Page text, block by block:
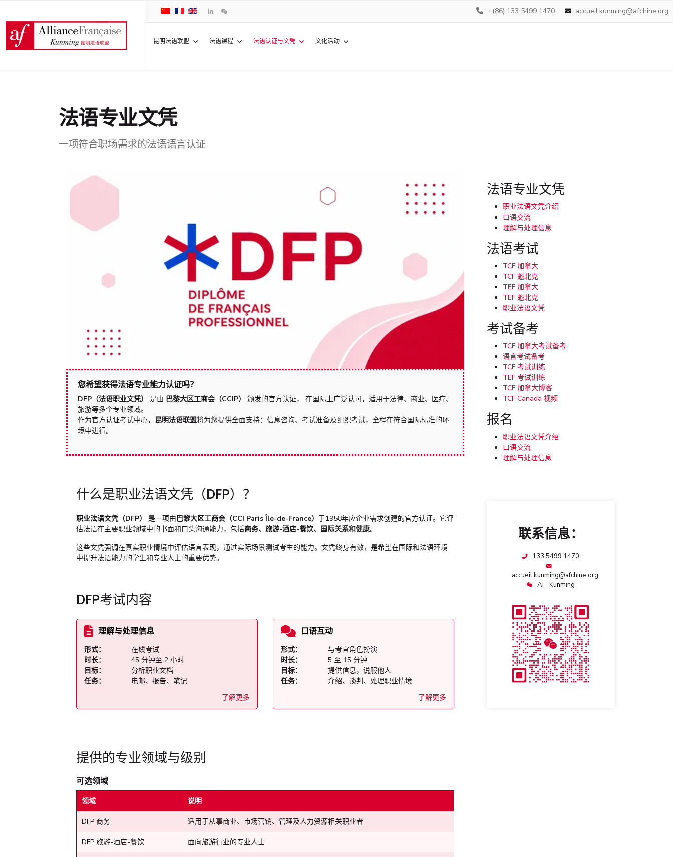
+(86) 133 5499 1470 accueil.kunming@afchine.org
昆明法语联盟 法语课程 法语认证与文凭 文化活动
法语专业文凭
一项符合职场需求的法语语言认证
您希望获得法语专业能力认证吗？
DFP（法语职业文凭） 是由 巴黎大区工商会（CCIP）
颁发的官方认证， 在国际上广泛认可，适用于法律、商业、医疗、
旅游等多个专业领域。
作为官方认证考试中心， 昆明法语联盟将为您提供全面支持：信息咨询、考试准备及组织考试，全程在符合国际标准的环
境中进行。
什么是职业法语文凭（DFP）？
职业法语文凭（DFP） 是一项由巴黎大区工商会（CCI Paris Île-de-France） 于1958年应企业需求创建的官方认证。它评
估法语在主要职业领域中的书面和口头沟通能力，包括商务、旅游-酒店-餐饮、国际关系和健康。
这些文凭强调在真实职业情境中评估语言表现，通过实际场景测试考生的能力。文凭终身有效，是希望在国际和法语环境
中提升法语能力的学生和专业人士的重要优势。
DFP考试内容
理解与处理信息
形式：
在线考试
时长：
45 分钟至 2 小时
目标：
分析职业文档
任务：
电邮、报告、笔记
了解更多
口语互动
形式：
与考官角色扮演
时长：
5 至 15 分钟
目标：
提供信息，说服他人
任务：
介绍、谈判、处理职业情境
了解更多
提供的专业领域与级别
可选领域
领域 说明
DFP 商务 适用于从事商业、市场营销、管理及人力资源相关职业者
DFP 旅游-酒店-餐饮 面向旅游行业的专业人士
法语专业文凭
职业法语文凭介绍
口语交流
理解与处理信息
法语考试
TCF 加拿大
TCF 魁北克
TEF 加拿大
TEF 魁北克
职业法语文凭
考试备考
TCF 加拿大考试备考
语言考试备考
TCF 考试训练
TEF 考试训练
TCF 加拿大博客
TCF Canada 视频
报名
职业法语文凭介绍
口语交流
理解与处理信息
联系信息：
133 5499 1470
accueil.kunming@afchine.org
AF_Kunming